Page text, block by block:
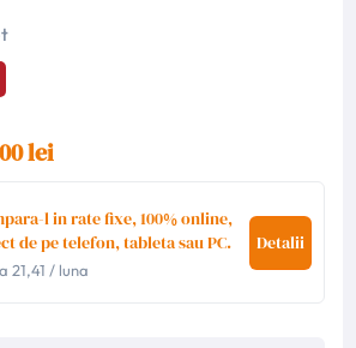
lei
l in rate fixe, 100% online,
de pe telefon, tableta sau PC.
21,41 / luna
Detalii